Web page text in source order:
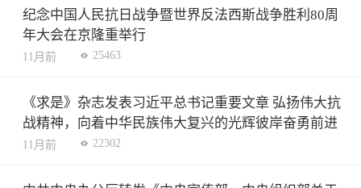
纪念中国人民抗日战争暨世界反法西斯战争胜利80周
年大会在京隆重举行
11月前 25463
《求是》杂志发表习近平总书记重要文章 弘扬伟大抗
战精神，向着中华民族伟大复兴的光辉彼岸奋勇前进
11月前 22302